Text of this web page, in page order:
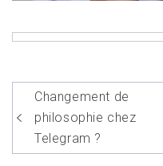
Navigation
de
l’article
Changement de
philosophie chez
Telegram ?